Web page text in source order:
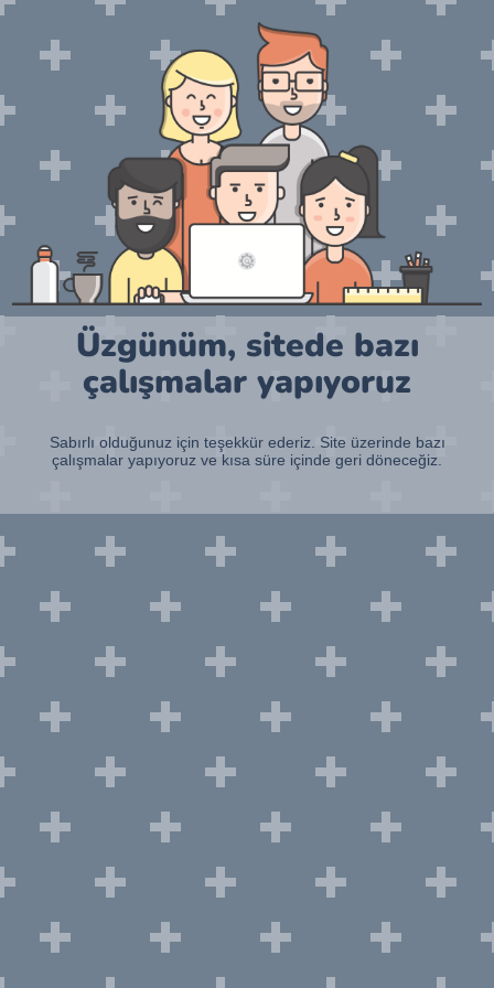
Üzgünüm, sitede bazı
çalışmalar yapıyoruz
Sabırlı olduğunuz için teşekkür ederiz. Site üzerinde bazı
çalışmalar yapıyoruz ve kısa süre içinde geri döneceğiz.